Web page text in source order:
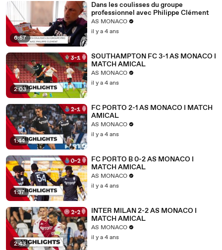
6:57
Dans les coulisses du groupe
professionnel avec Philippe Clément
AS MONACO
il y a 4 ans
2:03
SOUTHAMPTON FC 3-1 AS MONACO I
MATCH AMICAL
AS MONACO
il y a 4 ans
1:44
FC PORTO 2-1 AS MONACO I MATCH
AMICAL
AS MONACO
il y a 4 ans
1:37
FC PORTO B 0-2 AS MONACO I
MATCH AMICAL
AS MONACO
il y a 4 ans
2:43
INTER MILAN 2-2 AS MONACO I
MATCH AMICAL
AS MONACO
il y a 4 ans